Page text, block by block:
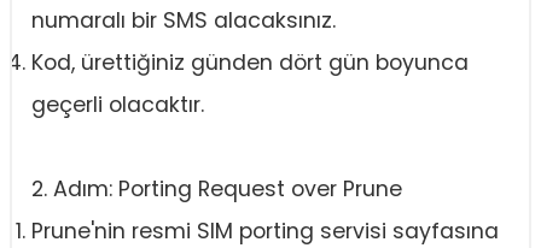
numaralı bir SMS alacaksınız.
Kod, ürettiğiniz günden dört gün boyunca
geçerli olacaktır.
2. Adım: Porting Request over Prune
Prune'nin resmi SIM porting servisi sayfasına